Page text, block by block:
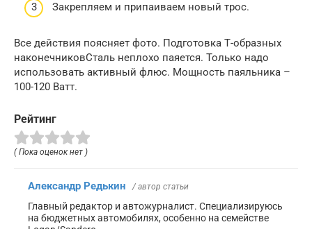
Закрепляем и припаиваем новый трос.
Все действия поясняет фото. Подготовка Т-образных
наконечниковСталь неплохо паяется. Только надо
использовать активный флюс. Мощность паяльника –
100-120 Ватт.
Рейтинг
( Пока оценок нет )
Александр Редькин / автор статьи
Главный редактор и автожурналист. Специализируюсь
на бюджетных автомобилях, особенно на семействе